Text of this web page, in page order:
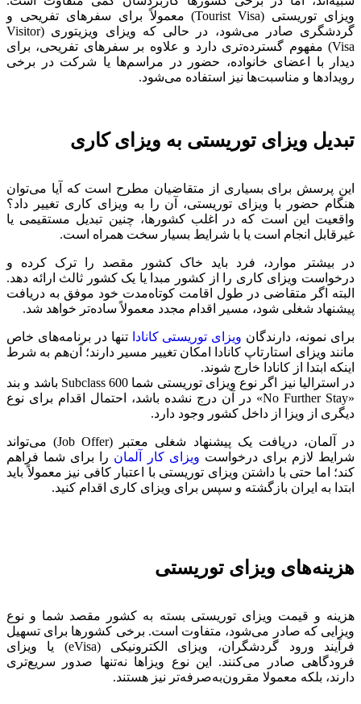
ویزای توریستی (Tourist Visa) معمولاً برای سفرهای تفریحی و
گردشگری صادر می‌شود، در حالی که ویزای ویزیتوری (Visitor
Visa) مفهوم گسترده‌تری دارد و علاوه بر سفرهای تفریحی، برای
دیدار با اعضای خانواده، حضور در مراسم‌ها یا شرکت در برخی
رویدادها و مناسبت‌ها نیز استفاده می‌شود.
تبدیل ویزای توریستی به ویزای کاری
این پرسش برای بسیاری از متقاضیان مطرح است که آیا می‌توان
هنگام حضور با ویزای توریستی، آن را به ویزای کاری تغییر داد؟
واقعیت این است که در اغلب کشورها، چنین تبدیل مستقیمی یا
غیرقابل انجام است یا با شرایط بسیار سخت همراه است.
در بیشتر موارد، فرد باید خاک کشور مقصد را ترک کرده و
درخواست ویزای کاری را از کشور مبدا یا یک کشور ثالث ارائه دهد.
البته اگر متقاضی در طول اقامت کوتاه‌مدت خود موفق به دریافت
پیشنهاد شغلی شود، مسیر اقدام مجدد معمولاً ساده‌تر خواهد شد.
برای نمونه، دارندگان ویزای توریستی کانادا تنها در برنامه‌های خاص
مانند ویزای استارتاپ کانادا امکان تغییر مسیر دارند؛ آن‌هم به شرط
اینکه ابتدا از کانادا خارج شوند.
در استرالیا نیز اگر نوع ویزای توریستی شما Subclass 600 باشد و بند
«No Further Stay» در آن درج نشده باشد، احتمال اقدام برای نوع
دیگری از ویزا از داخل کشور وجود دارد.
در آلمان، دریافت یک پیشنهاد شغلی معتبر (Job Offer) می‌تواند
شرایط لازم برای درخواست ویزای کار آلمان را برای شما فراهم
کند؛ اما حتی با داشتن ویزای توریستی با اعتبار کافی نیز معمولاً باید
ابتدا به ایران بازگشته و سپس برای ویزای کاری اقدام کنید.
هزینه‌های ویزای توریستی
هزینه و قیمت ویزای توریستی بسته به کشور مقصد شما و نوع
ویزایی که صادر می‌شود، متفاوت است. برخی کشورها برای تسهیل
فرآیند ورود گردشگران، ویزای الکترونیکی (eVisa) یا ویزای
فرودگاهی صادر می‌کنند. این نوع ویزاها نه‌تنها صدور سریع‌تری
دارند، بلکه معمولا مقرون‌به‌صرفه‌تر نیز هستند.